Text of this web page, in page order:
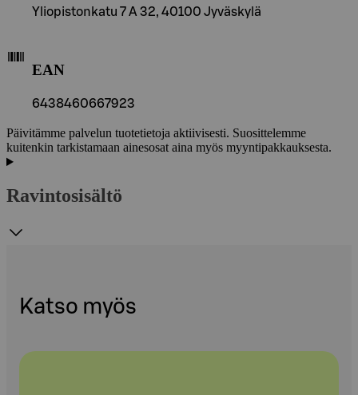
Yliopistonkatu 7 A 32, 40100 Jyväskylä
EAN
6438460667923
Päivitämme palvelun tuotetietoja aktiivisesti. Suosittelemme
kuitenkin tarkistamaan ainesosat aina myös myyntipakkauksesta.
Ravintosisältö
Katso myös